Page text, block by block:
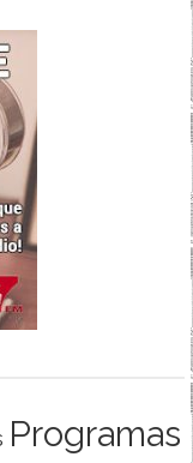
Programas